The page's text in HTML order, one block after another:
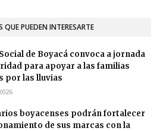
QUE PUEDEN INTERESARTE
de Boyacá convoca a jornada
para apoyar a las familias
por las lluvias
boyacenses podrán fortalecer
de sus marcas con la